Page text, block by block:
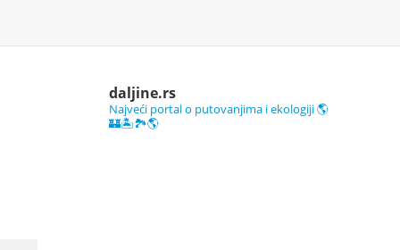
daljine.rs
Najveći portal o putovanjima i ekologiji 🌎
🏰🏝️🏞️🌎